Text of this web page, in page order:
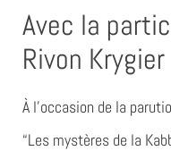
Avec la
Rivon Krygier
À l’occasion de la
“Les mystères de la